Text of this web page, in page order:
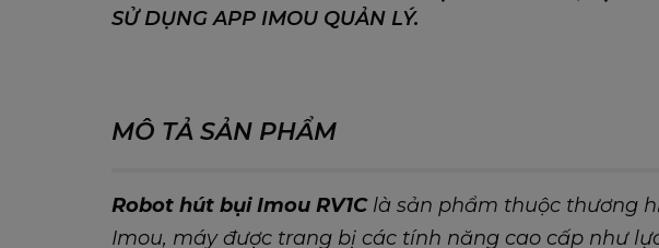
SỬ DỤNG APP IMOU QUẢN LÝ.
MÔ TẢ SẢN PHẨM
Robot hút bụi Imou RV1Clà sản phẩm thuộc thương
Imou, máy được trang bị các tính năng cao cấp như